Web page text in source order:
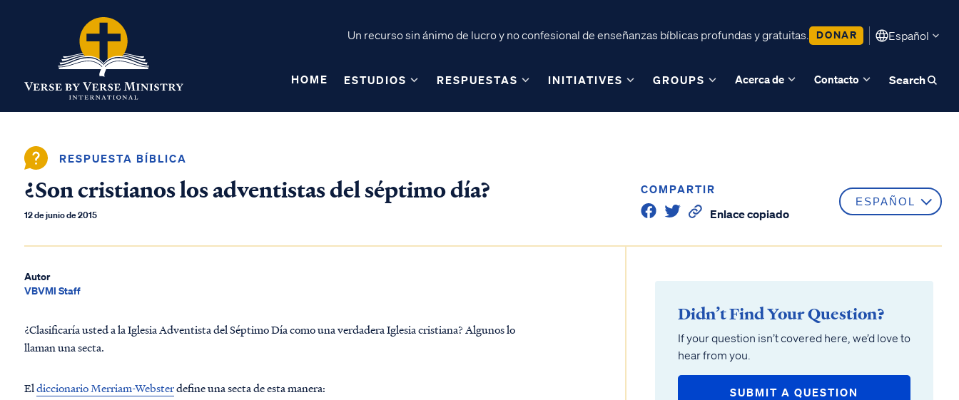
Un recurso sin ánimo de lucro y no confesional de enseñanzas bíblicas profundas y gratuitas. DONAR Español
HOME ESTUDIOS RESPUESTAS INITIATIVES GROUPS Acerca de Contacto Search
RESPUESTA BÍBLICA
¿Son cristianos los adventistas del séptimo día?
12 de junio de 2015
COMPARTIR
Enlace copiado
Autor
VBVMI Staff
¿Clasificaría usted a la Iglesia Adventista del Séptimo Día como una verdadera Iglesia cristiana? Algunos lo
llaman una secta.
Eldiccionario Merriam-Websterdefine una secta de esta manera:
Didn’t Find Your Question?
If your question isn’t covered here, we’d love to
hear from you.
SUBMIT A QUESTION